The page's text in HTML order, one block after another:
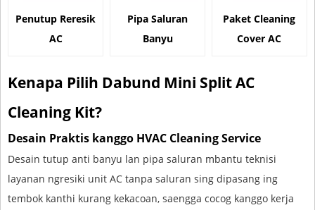
Penutup Reresik
AC
Pipa Saluran
Banyu
Paket Cleaning
Cover AC
Kenapa Pilih Dabund Mini Split AC
Cleaning Kit?
Desain Praktis kanggo HVAC Cleaning Service
Desain tutup anti banyu lan pipa saluran mbantu teknisi
layanan ngresiki unit AC tanpa saluran sing dipasang ing
tembok kanthi kurang kekacoan, saengga cocog kanggo kerja